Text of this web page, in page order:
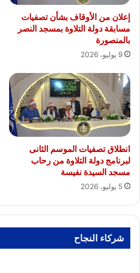
إعلان من الأوقاف بشأن تصفيات
مسابقة دولة التلاوة بمسجد النصر
بالمنصورة
9 يوليو، 2026
انطلاق تصفيات الموسم الثانى
لبرنامج دولة التلاوة من رحاب
مسجد السيدة نفيسة
5 يوليو، 2026
شركاء النجاح